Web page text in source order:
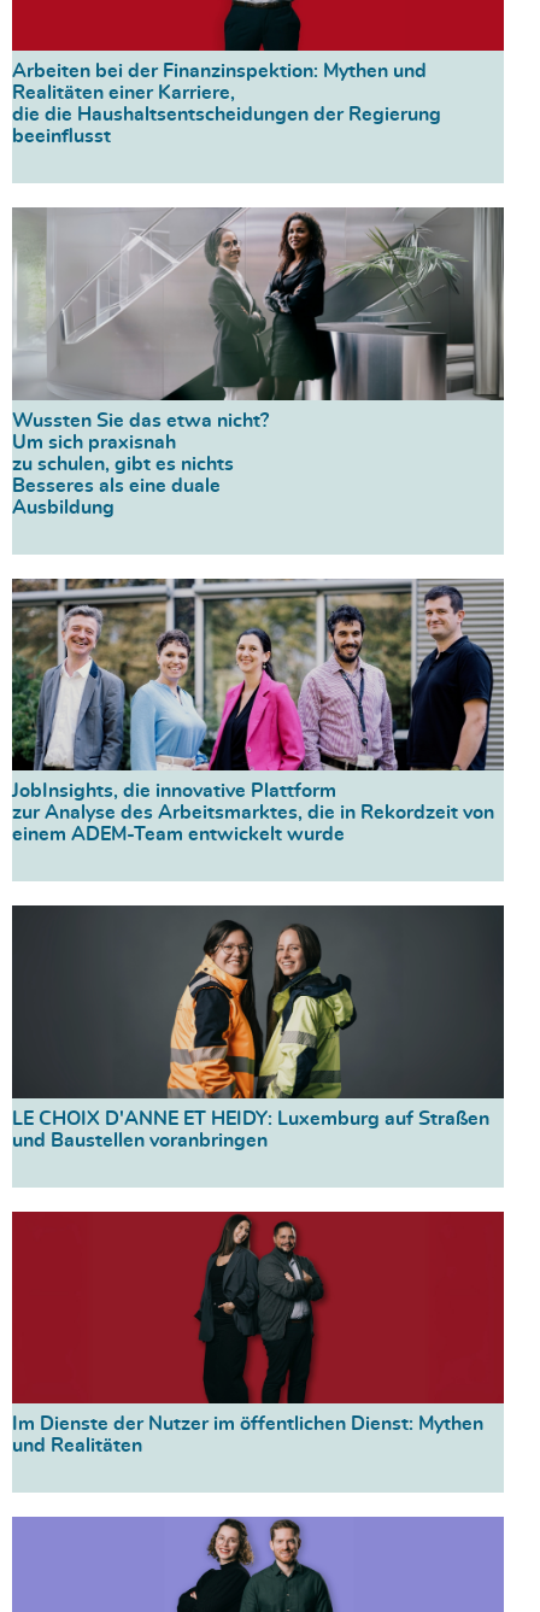
Arbeiten bei der Finanzinspektion: Mythen und
Realitäten einer Karriere,
die die Haushaltsentscheidungen der Regierung
beeinflusst
Wussten Sie das etwa nicht?
Um sich praxisnah
zu schulen, gibt es nichts
Besseres als eine duale
Ausbildung
JobInsights, die innovative Plattform
zur Analyse des Arbeitsmarktes, die in Rekordzeit von
einem ADEM-Team entwickelt wurde
LE CHOIX D'ANNE ET HEIDY: Luxemburg auf Straßen
und Baustellen voranbringen
Im Dienste der Nutzer im öffentlichen Dienst: Mythen
und Realitäten